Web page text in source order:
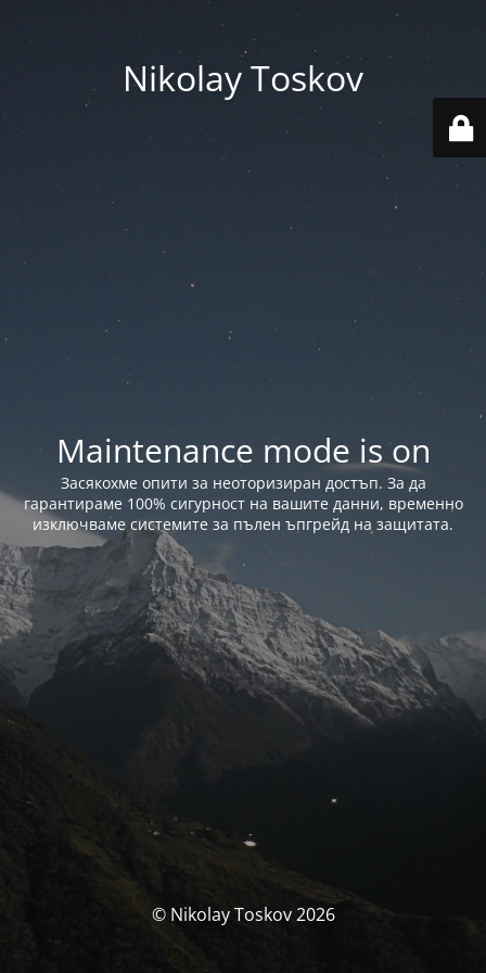
Nikolay Toskov
Maintenance mode is on
Засякохме опити за неоторизиран достъп. За да
гарантираме 100% сигурност на вашите данни, временно
изключваме системите за пълен ъпгрейд на защитата.
© Nikolay Toskov 2026